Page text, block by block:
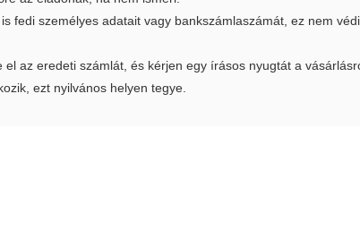
fedi személyes adatait vagy bankszámlaszámát, ez nem
el az eredeti számlát, és kérjen egy írásos nyugtát a
ezt nyilvános helyen tegye.